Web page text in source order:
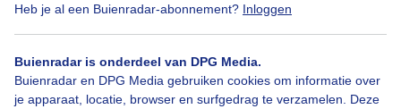
Heb je al een Buienradar-abonnement? Inloggen
Buienradar is onderdeel van DPG Media.
Buienradar en DPG Media gebruiken cookies om informatie over
je apparaat, locatie, browser en surfgedrag te verzamelen. Deze
Zon Wolken Wind